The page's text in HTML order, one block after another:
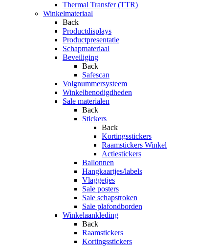
Thermal Transfer (TTR)
Winkelmateriaal
Back
Productdisplays
Productpresentatie
Schapmateriaal
Beveiliging
Back
Safescan
Volgnummersysteem
Winkelbenodigdheden
Sale materialen
Back
Stickers
Back
Kortingsstickers
Raamstickers Winkel
Actiestickers
Ballonnen
Hangkaartjes/labels
Vlaggetjes
Sale posters
Sale schapstroken
Sale plafondborden
Winkelaankleding
Back
Raamstickers
Kortingsstickers